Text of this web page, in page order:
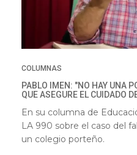
COLUMNAS
PABLO IMEN: "NO HAY UNA
QUE ASEGURE EL CUIDADO
En su columna de
LA 990 sobre el caso del
un colegio porteño.